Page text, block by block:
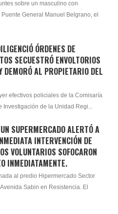
sobre un masculino con
General Manuel Belgrano, el
ÓRDENES DE
SECUESTRÓ ENVOLTORIOS
DEMORÓ AL PROPIETARIO DEL
efectivos policiales de la Comisaría
Investigación de la Unidad Regi...
SUPERMERCADO ALERTÓ A
INTERVENCIÓN DE
VOLUNTARIOS SOFOCARON
INMEDIATAMENTE.
al predio Hipermercado Sector
Sabin en Resistencia. El